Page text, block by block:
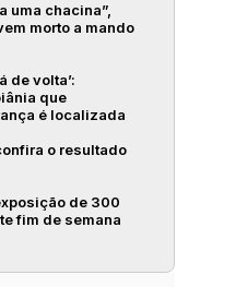
uma chacina”,
morto a mando
de volta’:
que
é localizada
o resultado
de 300
fim de semana